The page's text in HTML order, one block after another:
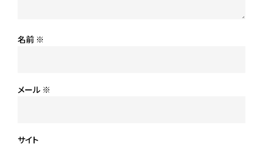
名前 ※
メール ※
サイト